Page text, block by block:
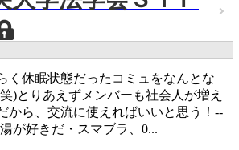
休眠状態だったコミュをなんとな
)とりあえずメンバーも社会人が増え
から、交流に使えればいいと思う！--
が好きだ・スマブラ、0...